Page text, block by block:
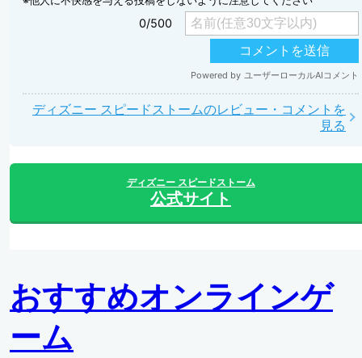
ディズニー スピードストームのレビュー・コメントを
見る
ディズニー スピードストーム
公式サイト
おすすめオンラインゲ
ーム